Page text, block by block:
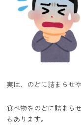
実は、のどに詰まらせ
食べ物をのどに詰まら
もあります。